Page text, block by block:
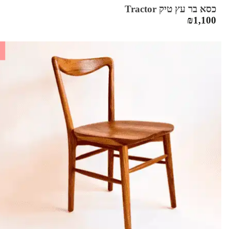
כסא בר עץ טיק Tractor
₪1,100